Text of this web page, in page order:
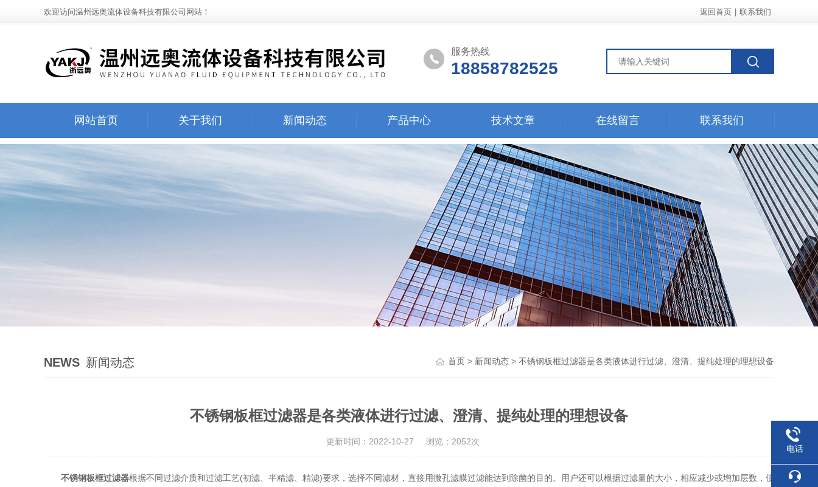
欢迎访问温州远奥流体设备科技有限公司网站！ 返回首页 联系我们
服务热线
18858782525
网站首页 关于我们 新闻动态 产品中心 技术文章 在线留言 联系我们
NEWS 新闻动态 首页 > 新闻动态 > 不锈钢板框过滤器是各类液体进行过滤、澄清、提纯处理的理想设备
不锈钢板框过滤器是各类液体进行过滤、澄清、提纯处理的理想设备
更新时间：2022-10-27 浏览：2052次
不锈钢板框过滤器根据不同过滤介质和过滤工艺(初滤、半精滤、精滤)要求，选择不同滤材，直接用微孔滤膜过滤能达到除菌的目的。用户还可以根据过滤量的大小，相应减少或增加层数，使
电话